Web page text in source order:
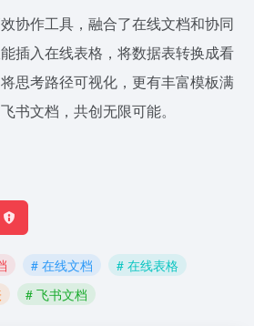
协作工具，融合了在线文档和协同
插入在线表格，将数据表转换成看
思考路径可视化，更有丰富模板满
书文档，共创无限可能。
# 在线文档
# 在线表格
# 飞书文档